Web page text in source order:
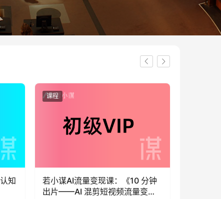
知
课程
若小谋AI流量变现课：《10 分钟
出片——AI 混剪短视频流量变